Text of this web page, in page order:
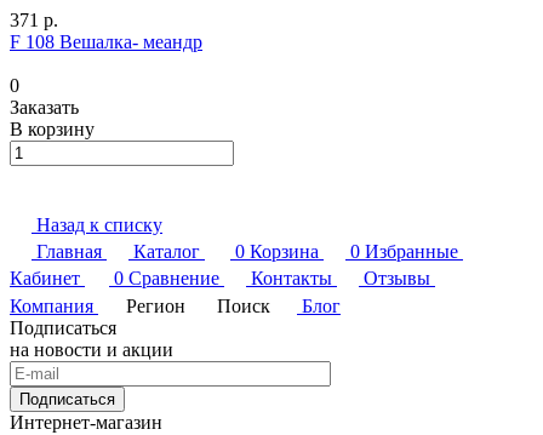
371 р.
F 108 Вешалка- меандр
0
Заказать
В корзину
Назад к списку
Главная
Каталог 0 Корзина 0 Избранные
Кабинет
0 Сравнение Контакты
Отзывы
Компания
Регион Поиск
Блог
Подписаться
на новости и акции
Подписаться
Интернет-магазин